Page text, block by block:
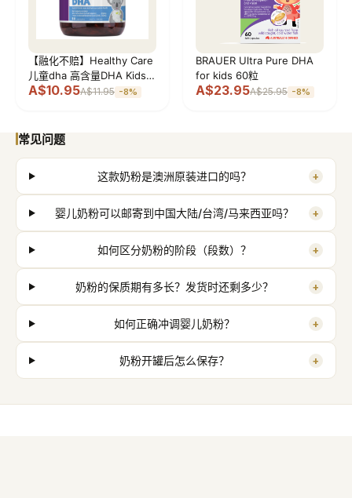
【融化不赔】Healthy Care
儿童dha 高含量DHA Kids
high strength DHA 60
A$10.95A$11.95 -8%
BRAUER Ultra Pure DHA
for kids 60粒
A$23.95A$25.95 -8%
常见问题
这款奶粉是澳洲原装进口的吗？ +
婴儿奶粉可以邮寄到中国大陆/台湾/马来西亚吗？ +
如何区分奶粉的阶段（段数）？ +
奶粉的保质期有多长？发货时还剩多少？ +
如何正确冲调婴儿奶粉？ +
奶粉开罐后怎么保存？ +